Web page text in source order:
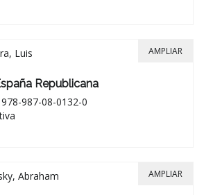
Luis
Republicana
978-987-08-0132-0
AMPLIAR
Abraham AMPLIAR